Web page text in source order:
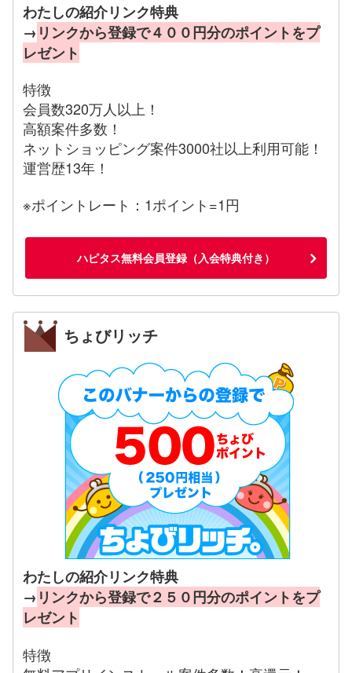
わたしの紹介リンク特典
→ リンクから登録で４００円分のポイントをプ
レゼント
特徴
会員数320万人以上！
高額案件多数！
ネットショッピング案件3000社以上利用可能！
運営歴13年！
※ポイントレート：1ポイント=1円
ハピタス無料会員登録（入会特典付き）
ちょびリッチ
わたしの紹介リンク特典
→ リンクから登録で２５０円分のポイントをプ
レゼント
特徴